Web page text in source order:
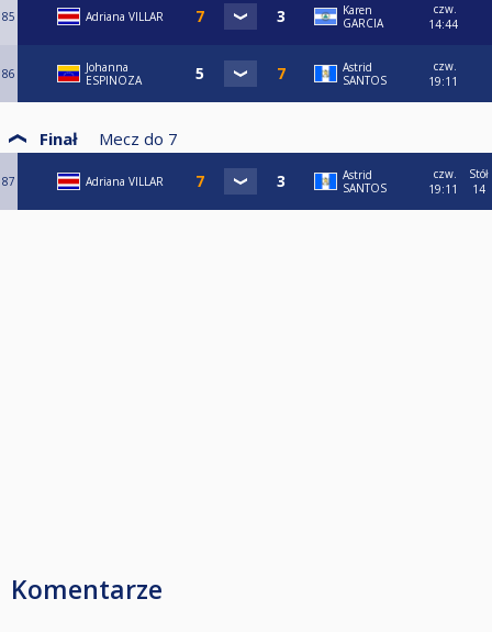
85 Adriana VILLAR
Karen
GARCIA
czw.
14:44
86
Johanna
ESPINOZA
Astrid
SANTOS
czw.
19:11
Finał Mecz do 7
87 Adriana VILLAR
Astrid
SANTOS
czw.
19:11
Stół
14
Komentarze